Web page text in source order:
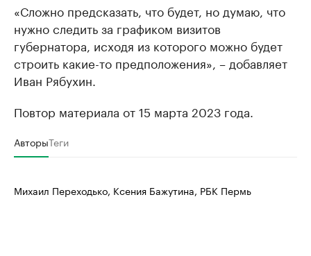
«Сложно предсказать, что будет, но думаю, что
нужно следить за графиком визитов
губернатора, исходя из которого можно будет
строить какие-то предположения», – добавляет
Иван Рябухин.
Повтор материала от 15 марта 2023 года.
АвторыТеги
Михаил Переходько, Ксения Бажутина, РБК Пермь